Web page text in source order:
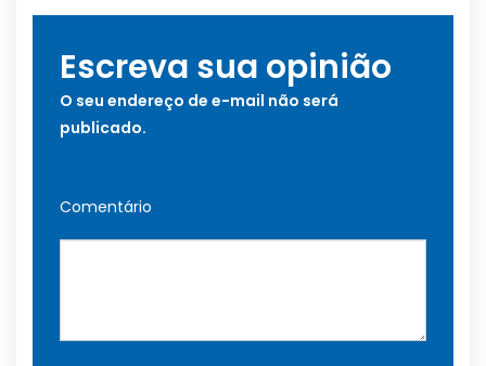
Escreva sua opinião
O seu endereço de e-mail não será
publicado.
Comentário